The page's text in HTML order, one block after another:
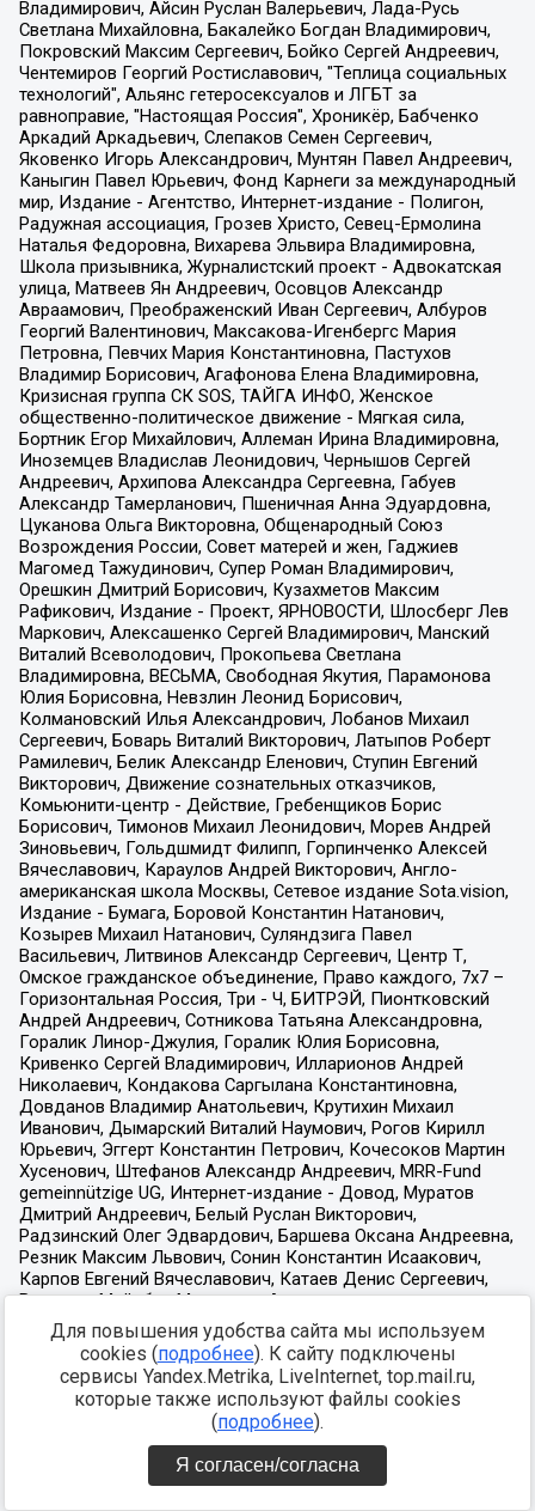
Для повышения удобства сайта мы используем
cookies (подробнее). К сайту подключены
сервисы Yandex.Metrika, LiveInternet, top.mail.ru,
которые также используют файлы cookies
(подробнее).
Я согласен/согласна